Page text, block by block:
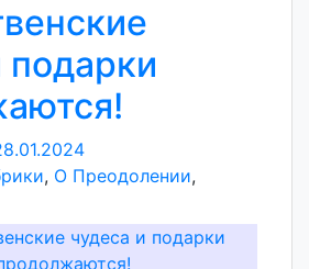
подарки
в
о
р
, О Преодолении,